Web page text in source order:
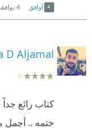
أوافق 4
D Aljamal
كتاب رائع
ختمه .. أجمل